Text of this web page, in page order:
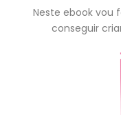
Neste ebook vou
conseguir